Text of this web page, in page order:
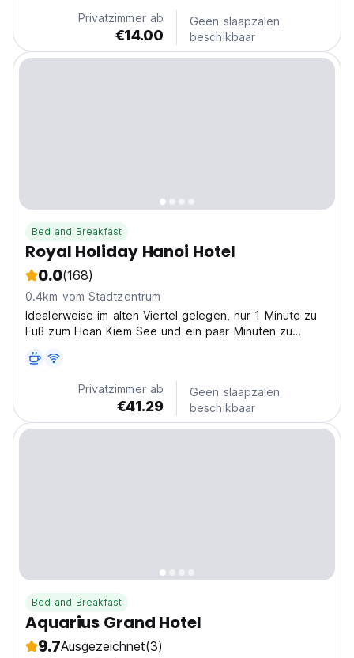
besuchen, für Bars und Banken geschlossen.
Privatzimmer ab
€14.00
Geen slaapzalen
beschikbaar
Bed and Breakfast
Royal Holiday Hanoi Hotel
0.0(168)
0.4km vom Stadtzentrum
Idealerweise im alten Viertel gelegen, nur 1 Minute zu
Fuß zum Hoan Kiem See und ein paar Minuten zu
großartige Wahl sein, um sich zu treffen, zu schmecken
und die Einzigartigkeit von Hanoi zu entdecken.
Privatzimmer ab
€41.29
Geen slaapzalen
beschikbaar
Bed and Breakfast
Aquarius Grand Hotel
9.7Ausgezeichnet(3)